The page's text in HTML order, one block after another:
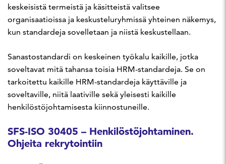
keskeisistä termeistä ja käsitteistä valitsee
organisaatioissa ja keskusteluryhmissä yhteinen näkemys,
kun standardeja sovelletaan ja niistä keskustellaan.
Sanastostandardi on keskeinen työkalu kaikille, jotka
soveltavat mitä tahansa toisia HRM-standardeja. Se on
tarkoitettu kaikille HRM-standardeja käyttäville ja
soveltaville, niitä laativille sekä yleisesti kaikille
henkilöstöjohtamisesta kiinnostuneille.
SFS-ISO 30405 – Henkilöstöjohtaminen.
Ohjeita rekrytointiin